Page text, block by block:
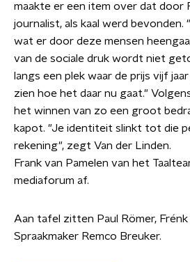
maakte er een item over dat door
journalist, als kaal werd
wat er door deze mensen
van de sociale druk wordt niet
langs een plek waar de prijs vijf
zien hoe het daar nu gaat."
het winnen van zo een groot
kapot. "Je identiteit slinkt tot die
rekening", zegt Van der Linden.
Frank van Pamelen van het
mediaforum af.
Aan tafel zitten Paul Römer,
Spraakmaker Remco Breuker.